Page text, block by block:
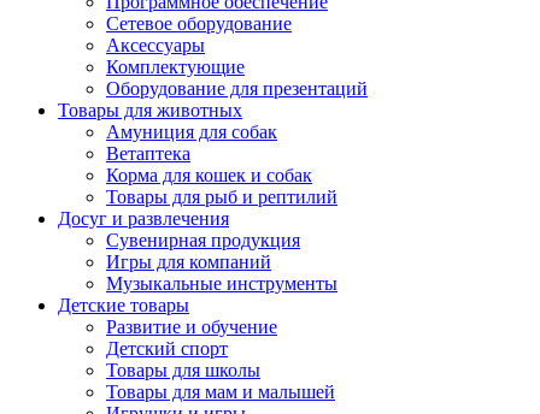
Сетевое оборудование
Аксессуары
Комплектующие
Оборудование для презентаций
Товары для животных
Амуниция для собак
Ветаптека
Корма для кошек и собак
Товары для рыб и рептилий
Досуг и развлечения
Сувенирная продукция
Игры для компаний
Музыкальные инструменты
Детские товары
Развитие и обучение
Детский спорт
Товары для школы
Товары для мам и малышей